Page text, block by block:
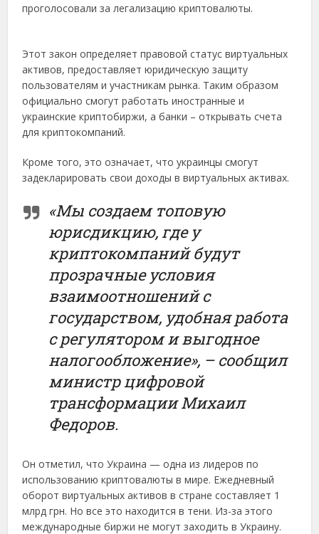
проголосовали за легализацию криптовалюты.
Этот закон определяет правовой статус виртуальных
активов, предоставляет юридическую защиту
пользователям и участникам рынка. Таким образом
официально смогут работать иностранные и
украинские криптобиржи, а банки – открывать счета
для криптокомпаний.
Кроме того, это означает, что украинцы смогут
задекларировать свои доходы в виртуальных активах.
«Мы создаем топовую
юрисдикцию, где у
криптокомпаний будут
прозрачные условия
взаимоотношений с
государством, удобная работа
с регулятором и выгодное
налогообложение», – сообщил
министр цифровой
трансформации Михаил
Федоров.
Он отметил, что Украина — одна из лидеров по
использованию криптовалюты в мире. Ежедневный
оборот виртуальных активов в стране составляет 1
млрд грн. Но все это находится в тени. Из-за этого
международные биржи не могут заходить в Украину.